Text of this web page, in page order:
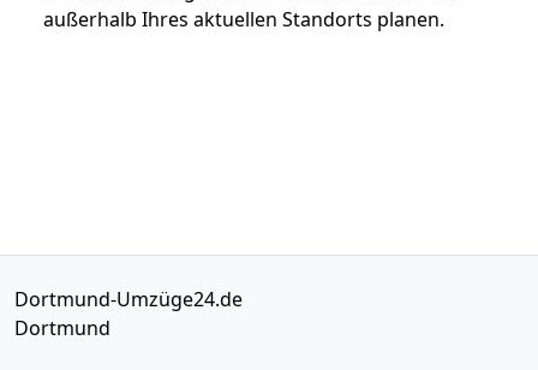
außerhalb Ihres aktuellen Standorts planen.
Dortmund-Umzüge24.de
Dortmund